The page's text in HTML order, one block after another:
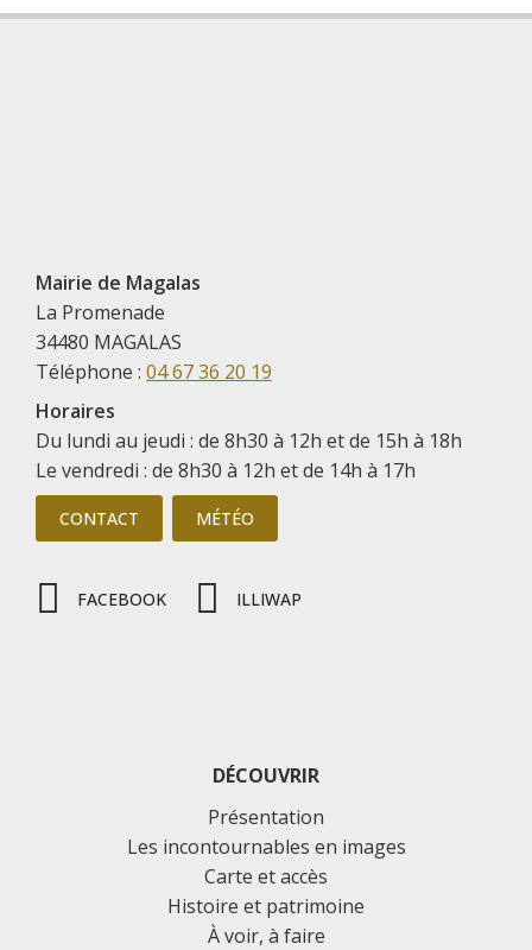
Mairie de Magalas
La Promenade
34480 MAGALAS
Téléphone : 04 67 36 20 19
Horaires
Du lundi au jeudi : de 8h30 à 12h et de 15h à 18h
Le vendredi : de 8h30 à 12h et de 14h à 17h
CONTACT MÉTÉO
FACEBOOK ILLIWAP
DÉCOUVRIR
Présentation
Les incontournables en images
Carte et accès
Histoire et patrimoine
À voir, à faire